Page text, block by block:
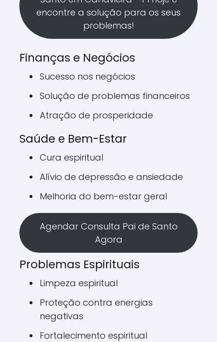
encontre a solução para os seus
problemas!
Finanças e Negócios
Sucesso nos negócios
Solução de problemas financeiros
Atração de prosperidade
Saúde e Bem-Estar
Cura espiritual
Alívio de depressão e ansiedade
Melhoria do bem-estar geral
Agendar Consulta Pai de Santo
Agora
Problemas Espirituais
Limpeza espiritual
Proteção contra energias
negativas
Fortalecimento espiritual